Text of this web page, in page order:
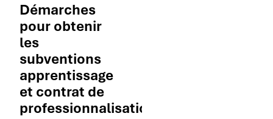
Démarches
pour obtenir
les
subventions
apprentissage
et contrat de
professionnalisation